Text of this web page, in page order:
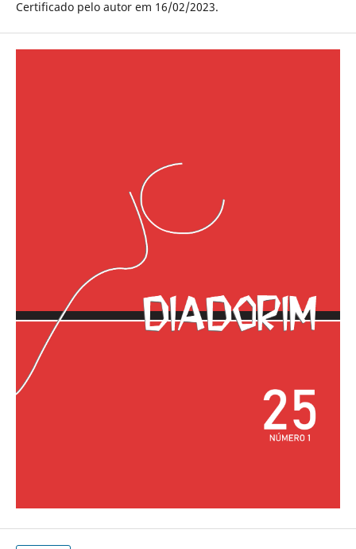
Certificado pelo autor em 16/02/2023.